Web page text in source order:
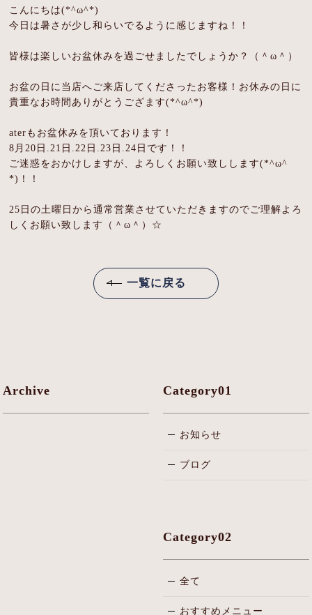
パサつき・髪の広がり
PRODUCT
NEWS・BLOG
こんにちは(*^ω^*)
今日は暑さが少し和らいでるように感じますね！！
皆様は楽しいお盆休みを過ごせましたでしょうか？（＾ω＾）
お盆の日に当店へご来店してくださったお客様！お休みの日に
貴重なお時間ありがとうござます(*^ω^*)
aterもお盆休みを頂いております！
8月20日.21日.22日.23日.24日です！！
ご迷惑をおかけしますが、よろしくお願い致しします(*^ω^
*)！！
25日の土曜日から通常営業させていただきますのでご理解よろ
しくお願い致します（＾ω＾）☆
一覧に戻る
Archive Category01
お知らせ
ブログ
Category02
全て
おすすめメニュー